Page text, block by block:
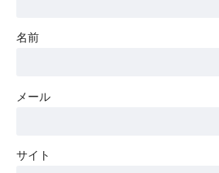
名前
メール
サイト